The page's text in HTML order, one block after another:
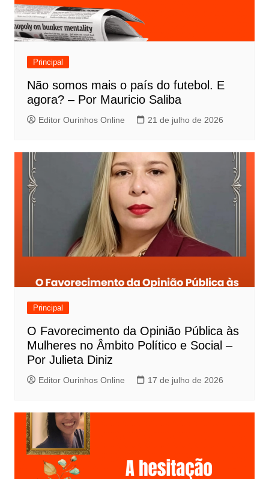
Principal
Não somos mais o país do futebol. E
agora? – Por Mauricio Saliba
Editor Ourinhos Online 21 de julho de 2026
Principal
O Favorecimento da Opinião Pública às
Mulheres no Âmbito Político e Social –
Por Julieta Diniz
Editor Ourinhos Online 17 de julho de 2026